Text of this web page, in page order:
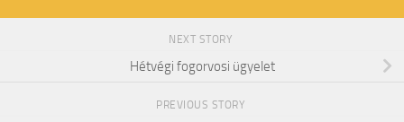
NEXT STORY
Hétvégi fogorvosi ügyelet
PREVIOUS STORY